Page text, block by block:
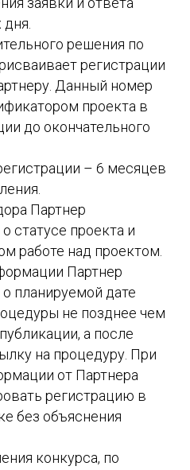
решения по
регистрации
Данный номер
проекта в
до окончательного
– 6 месяцев
Партнер
статусе проекта и
работе над проектом.
Партнер
планируемой дате
не позднее чем
а после
на процедуру. При
от Партнера
регистрацию в
без объяснения
конкурса, по